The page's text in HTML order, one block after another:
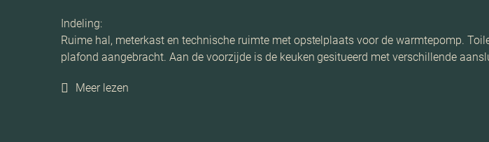
Indeling:
Ruime hal, meterkast en technische ruimte met opstelplaats voor de warmtepomp.
plafond aangebracht. Aan de voorzijde is de keuken gesitueerd met verschillende
Meer lezen